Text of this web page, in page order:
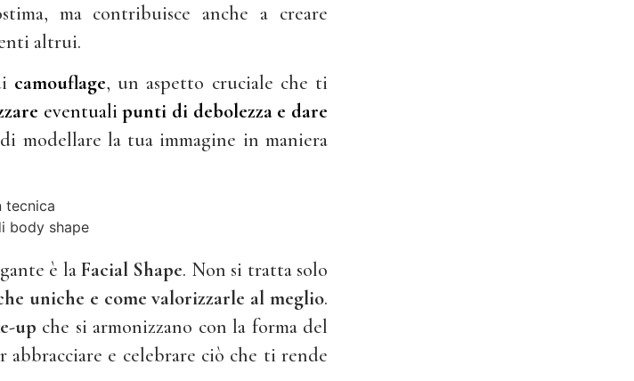
ma contribuisce anche a creare
altrui.
camouflage, un aspetto cruciale che ti
eventualipunti didebolezza e dare
modellare la tua immagine in maniera
è laFacial Shape. Non si tratta solo
uniche e come valorizzarle al meglio.
up che si armonizzano con la forma del
e celebrare ciò che ti rende